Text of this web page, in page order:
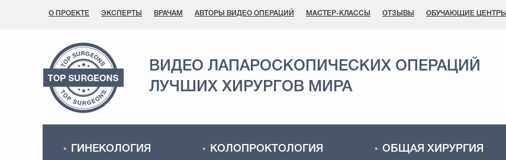
О ПРОЕКТЕ ЭКСПЕРТЫ ВРАЧАМ АВТОРЫ ВИДЕО ОПЕРАЦИЙ МАСТЕР-КЛАССЫ ОТЗЫВЫ ОБУЧАЮЩИЕ ЦЕНТРЫ
ВИДЕО ЛАПАРОСКОПИЧЕСКИХ ОПЕРАЦИЙ
ЛУЧШИХ ХИРУРГОВ МИРА
ГИНЕКОЛОГИЯ КОЛОПРОКТОЛОГИЯ ОБЩАЯ ХИРУРГИЯ